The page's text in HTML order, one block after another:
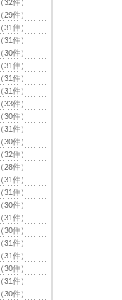
（32件）
（29件）
（31件）
（31件）
（30件）
（31件）
（31件）
（31件）
（33件）
（30件）
（31件）
（30件）
（32件）
（28件）
（31件）
（31件）
（30件）
（31件）
（30件）
（31件）
（31件）
（30件）
（31件）
（30件）